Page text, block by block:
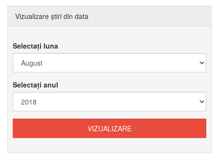
Vizualizare știri din data
Selectați luna
Selectați anul